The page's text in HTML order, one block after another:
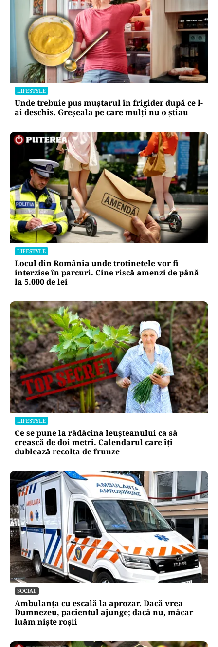
LIFESTYLE
Unde trebuie pus muștarul în frigider după ce l-
ai deschis. Greșeala pe care mulți nu o știau
LIFESTYLE
Locul din România unde trotinetele vor fi
interzise în parcuri. Cine riscă amenzi de până
la 5.000 de lei
LIFESTYLE
Ce se pune la rădăcina leușteanului ca să
crească de doi metri. Calendarul care îți
dublează recolta de frunze
SOCIAL
Ambulanța cu escală la aprozar. Dacă vrea
Dumnezeu, pacientul ajunge; dacă nu, măcar
luăm niște roșii